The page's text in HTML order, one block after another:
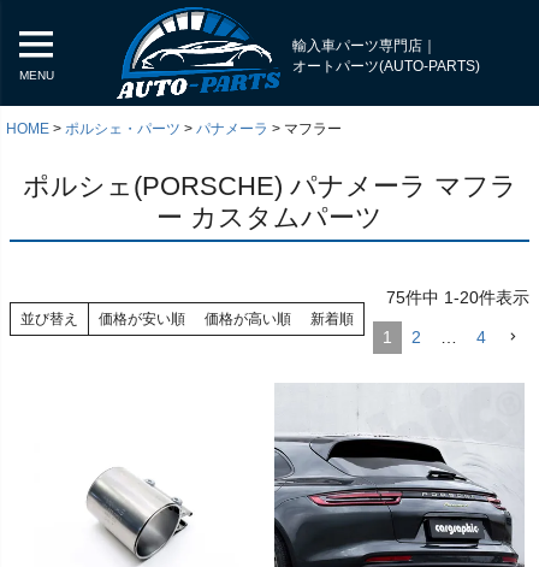
MENU
輸入車パーツ専門店｜
オートパーツ(AUTO-PARTS)
HOME ポルシェ・パーツ パナメーラ マフラー
ポルシェ(PORSCHE) パナメーラ マフラ
ー カスタムパーツ
並び替え 価格が安い順 価格が高い順 新着順
75件中 1-20件表示
1 2 4